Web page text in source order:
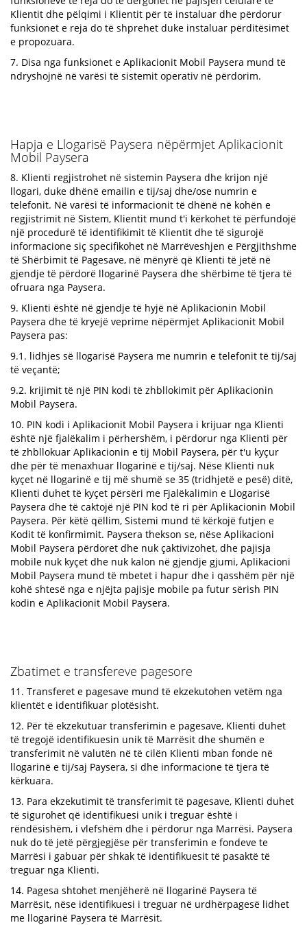
Klientit dhe pëlqimi i Klientit për të instaluar dhe përdorur
funksionet e reja do të shprehet duke instaluar përditësimet
e propozuara.
7. Disa nga funksionet e Aplikacionit Mobil Paysera mund të
ndryshojnë në varësi të sistemit operativ në përdorim.
Hapja e Llogarisë Paysera nëpërmjet Aplikacionit
Mobil Paysera
8. Klienti regjistrohet në sistemin Paysera dhe krijon një
llogari, duke dhënë emailin e tij/saj dhe/ose numrin e
telefonit. Në varësi të informacionit të dhënë në kohën e
regjistrimit në Sistem, Klientit mund t'i kërkohet të përfundojë
një procedurë të identifikimit të Klientit dhe të sigurojë
informacione siç specifikohet në Marrëveshjen e Përgjithshme
të Shërbimit të Pagesave, në mënyrë që Klienti të jetë në
gjendje të përdorë llogarinë Paysera dhe shërbime të tjera të
ofruara nga Paysera.
9. Klienti është në gjendje të hyjë në Aplikacionin Mobil
Paysera dhe të kryejë veprime nëpërmjet Aplikacionit Mobil
Paysera pas:
9.1. lidhjes së llogarisë Paysera me numrin e telefonit të tij/saj
të veçantë;
9.2. krijimit të një PIN kodi të zhbllokimit për Aplikacionin
Mobil Paysera.
10. PIN kodi i Aplikacionit Mobil Paysera i krijuar nga Klienti
është një fjalëkalim i përhershëm, i përdorur nga Klienti për
të zhbllokuar Aplikacionin e tij Mobil Paysera, për t'u kyçur
dhe për të menaxhuar llogarinë e tij/saj. Nëse Klienti nuk
kyçet në llogarinë e tij më shumë se 35 (tridhjetë e pesë) ditë,
Klienti duhet të kyçet përsëri me Fjalëkalimin e Llogarisë
Paysera dhe të caktojë një PIN kod të ri për Aplikacionin Mobil
Paysera. Për këtë qëllim, Sistemi mund të kërkojë futjen e
Kodit të konfirmimit. Paysera thekson se, nëse Aplikacioni
Mobil Paysera përdoret dhe nuk çaktivizohet, dhe pajisja
mobile nuk kyçet dhe nuk kalon në gjendje gjumi, Aplikacioni
Mobil Paysera mund të mbetet i hapur dhe i qasshëm për një
kohë shtesë nga e njëjta pajisje mobile pa futur sërish PIN
kodin e Aplikacionit Mobil Paysera.
Zbatimet e transfereve pagesore
11. Transferet e pagesave mund të ekzekutohen vetëm nga
klientët e identifikuar plotësisht.
12. Për të ekzekutuar transferimin e pagesave, Klienti duhet
të tregojë identifikuesin unik të Marrësit dhe shumën e
transferimit në valutën në të cilën Klienti mban fonde në
llogarinë e tij/saj Paysera, si dhe informacione të tjera të
kërkuara.
13. Para ekzekutimit të transferimit të pagesave, Klienti duhet
të sigurohet që identifikuesi unik i treguar është i
rëndësishëm, i vlefshëm dhe i përdorur nga Marrësi. Paysera
nuk do të jetë përgjegjëse për transferimin e fondeve te
Marrësi i gabuar për shkak të identifikuesit të pasaktë të
treguar nga Klienti.
14. Pagesa shtohet menjëherë në llogarinë Paysera të
Marrësit, nëse identifikuesi i treguar në urdhërpagesë lidhet
me llogarinë Paysera të Marrësit.